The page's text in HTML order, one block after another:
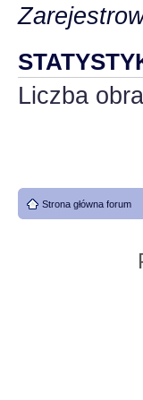
Liczba
Strona główna forum